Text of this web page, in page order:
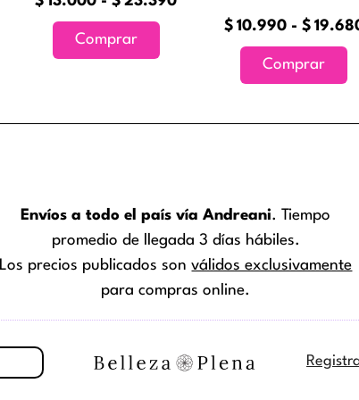
Comprar
elegir
la
$ 10.990 - $
Comprar
Envíos a todo el país vía Andreani. Tiempo
promedio de llegada 3 días hábiles.
Los precios publicados sonválidos exclusivamente
para compras online.